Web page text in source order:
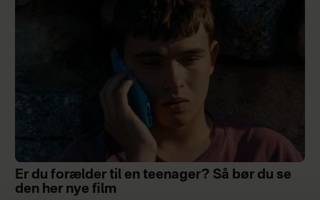
Er du forælder til en teenager? Så bør du se
den her nye film